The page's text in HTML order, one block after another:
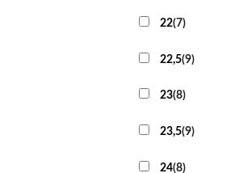
22(7)
22,5(9)
23(8)
23,5(9)
24(8)